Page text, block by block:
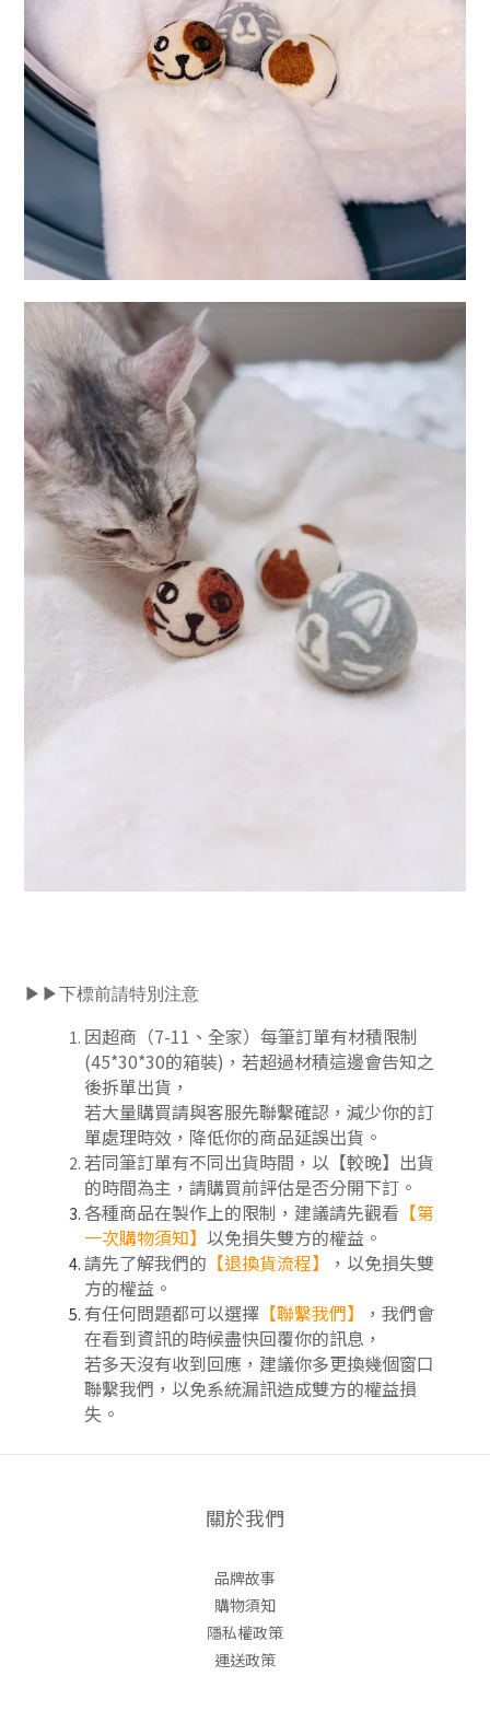
▶▶下標前請特別注意
因超商（7-11、全家）每筆訂單有材積限制
(45*30*30的箱裝)，若超過材積這邊會告知之
後拆單出貨，
若大量購買請與客服先聯繫確認，減少你的訂
單處理時效，降低你的商品延誤出貨。
若同筆訂單有不同出貨時間，以【較晚】出貨
的時間為主，請購買前評估是否分開下訂 。
各種商品在製作上的限制，建議請先觀看 【第
一次購物須知】 以免損失雙方的權益。
請先了解我們的 【退換貨流程】
，以免損失雙
方的權益。
有任何問題都可以選擇 【聯繫我們】
，我們會
在看到資訊的時候盡快回覆你的訊息，
若多天沒有收到回應，建議你多更換幾個窗口
聯繫我們，以免系統漏訊造成雙方的權益損
失。
關於我們
品牌故事
購物須知
隱私權政策
運送政策